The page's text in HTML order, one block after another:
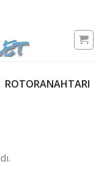
ROTORANAHTARI